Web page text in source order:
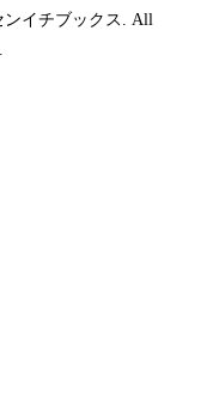
ンイチブックス. All